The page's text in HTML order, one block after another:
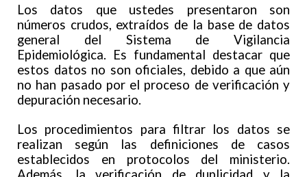
Los datos que ustedes presentaron son
números crudos, extraídos de la base de datos
general del Sistema de Vigilancia
Epidemiológica. Es fundamental destacar que
estos datos no son oficiales, debido a que aún
no han pasado por el proceso de verificación y
depuración necesario.
Los procedimientos para filtrar los datos se
realizan según las definiciones de casos
establecidos en protocolos del ministerio.